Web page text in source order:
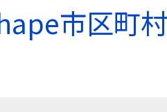
市区町